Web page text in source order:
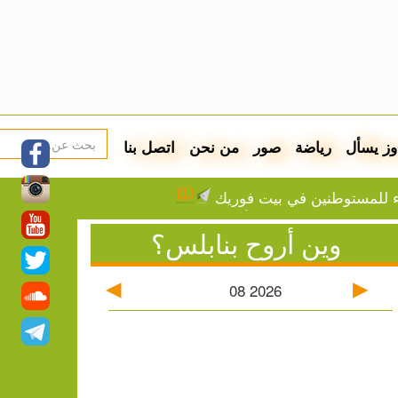
يسأل رياضة صور من نحن اتصل بنا
للمستوطنين في بيت فوريك
والتحريض يتصاعد في أوساط المستوطنين
رسائل سياسية ومقابلة خارج المألوف
إصابات واعتقالات واقتحامات
الإسكان المؤقت للنازحين
وين أروح بنابلس؟
2026
08